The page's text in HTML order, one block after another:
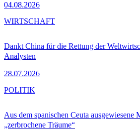
04.08.2026
Dankt China für die Rettung der
Analysten
28.07.2026
WIRTSCHAFT
Aus dem spanischen Ceuta ausgewiesene
„zerbrochene Träume“
POLITIK